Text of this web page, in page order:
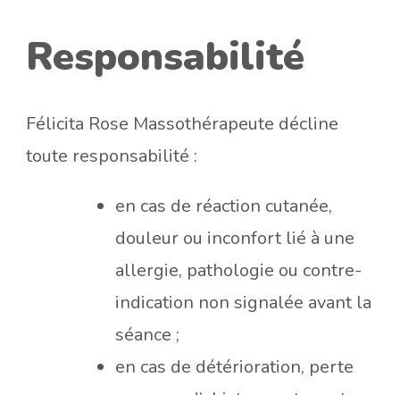
Responsabilité
Félicita Rose Massothérapeute décline
toute responsabilité :
en cas de réaction cutanée,
douleur ou inconfort lié à une
allergie, pathologie ou contre-
indication non signalée avant la
séance ;
en cas de détérioration, perte